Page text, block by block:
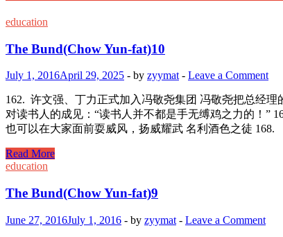
education
The Bund(Chow Yun-fat)10
July 1, 2016April 29, 2025 - by zyymat - Leave a Comment
162. 许文强、丁力正式加入冯敬尧集团 冯敬尧把总经理
对读书人的成见：“读书人并不都是手无缚鸡之力的！”
也可以在大家面前耍威风，扬威耀武 名利酒色之徒
The
Bund(Chow
fat)10
Read More
education
The Bund(Chow Yun-fat)9
June 27, 2016July 1, 2016 - by zyymat - Leave a Comment